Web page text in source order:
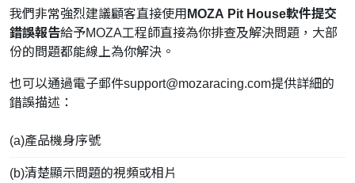
我們非常強烈建議顧客直接使用 MOZA Pit House軟件提交
錯誤報告給予MOZA工程師直接為你排查及解決問題，大部
份的問題都能線上為你解決。
也可以通過電子郵件support@mozaracing.com提供詳細的
錯誤描述：
(a)產品機身序號
(b)清楚顯示問題的視頻或相片